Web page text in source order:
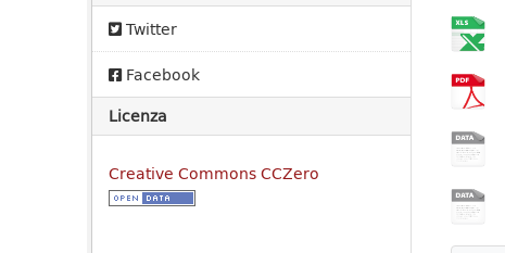
Twitter
Facebook
Licenza
Creative Commons CCZero